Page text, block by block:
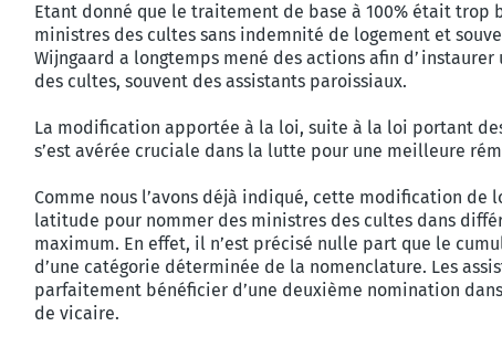
Etant donné que le traitement de base à 100% était trop
ministres des cultes sans indemnité de logement et
Wijngaard a longtemps mené des actions afin
des cultes, souvent des assistants paroissiaux.
La modification apportée à la loi, suite à la loi portant
s’est avérée cruciale dans la lutte pour une meilleure
Comme nous l’avons déjà indiqué, cette modification de
latitude pour nommer des ministres des cultes dans
maximum. En effet, il n’est précisé nulle part que le
d’une catégorie déterminée de la nomenclature. Les
parfaitement bénéficier d’une deuxième nomination
de vicaire.